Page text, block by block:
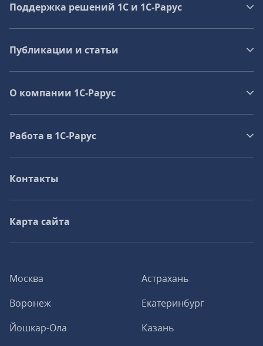
Москва
Астрахань
Воронеж
Екатеринбург
Йошкар-Ола
Казань
Поддержка решений 1С и 1С‑Рарус
Публикации и статьи
О компании 1C-Рарус
Работа в 1С‑Рарус
Контакты
Карта сайта